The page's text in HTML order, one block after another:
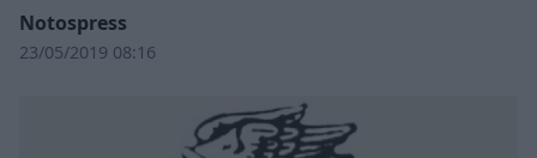
Notospress
23/05/2019 08:16